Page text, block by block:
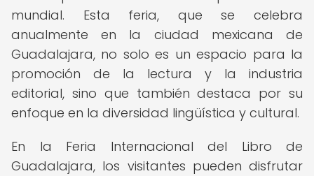
mundial. Esta feria, que se celebra
anualmente en la ciudad mexicana de
Guadalajara, no solo es un espacio para la
promoción de la lectura y la industria
editorial, sino que también destaca por su
enfoque en la diversidad lingüística y cultural.
En la Feria Internacional del Libro de
Guadalajara, los visitantes pueden disfrutar